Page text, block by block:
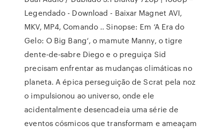
Legendado - Download - Baixar Magnet AVI,
MKV, MP4, Comando .. Sinopse: Em ‘A Era do
Gelo: O Big Bang‘, o mamute Manny, o tigre
dente-de-sabre Diego e o preguiça Sid
precisam enfrentar as mudanças climáticas no
planeta. A épica perseguição de Scrat pela noz
o impulsionou ao universo, onde ele
acidentalmente desencadeia uma série de
eventos cósmicos que transformam e ameaçam